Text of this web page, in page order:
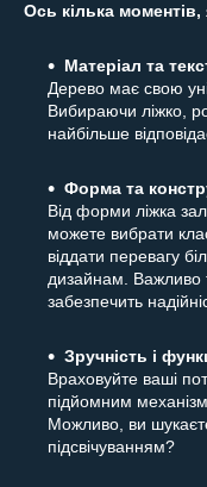
Ось кілька
Матеріал та
Дерево має свою
Вибираючи ліжко,
найбільше
Форма та
Від форми ліжка
можете вибрати
віддати перевагу
дизайнам. Важливо
забезпечить
Зручність і
Враховуйте ваші
підйомним
Можливо, ви
підсвічуванням?